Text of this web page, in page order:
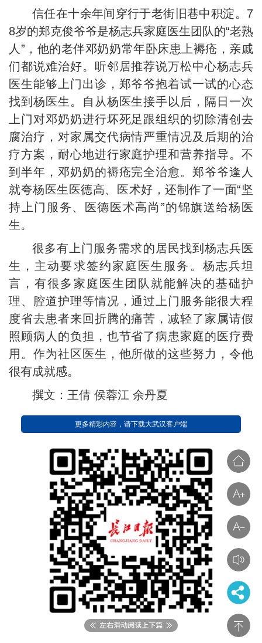
信任在十余年间穿行于老街旧巷中积淀。7
8岁的郑克俊爷爷是杨志兵家庭医生团队的“老熟
人”，他的老伴邓奶奶常年卧床患上褥疮，亲戚
们都说难治好。听邻居推荐说万松中心杨志兵
医生能够上门出诊，郑爷爷抱着试一试的心态
找到杨医生。自从杨医生接手以后，隔日一次
上门对邓奶奶进行坏死足跟组织的切除清创去
腐治疗，对家属交代病情严重情况及后期的治
疗方案，耐心地进行家庭护理和营养指导。不
到半年，邓奶奶的褥疮完全治愈。郑爷爷逢人
就夸杨医生医德高、医术好，还制作了一面“坚
持上门服务、医德医术高尚”的锦旗送给杨医
生。
很多有上门服务需求的居民找到杨志兵医
生，主动要求签约家庭医生服务。杨志兵坦
言，有很多家庭医生团队就能解决的基础护
理、腔道护理等情况，通过上门服务能很大程
度省去患者来回折腾的痛苦，减轻了家属请假
照顾病人的负担，也节省了病患家庭的医疗费
用。作为社区医生，他所做的这些努力，令他
很有成就感。
撰文：王倩 侯蓉江 余丹夏
更多精彩内容，请下载大武汉客户端